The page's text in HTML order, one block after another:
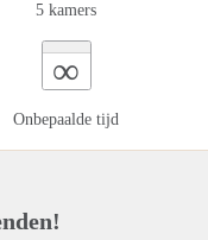
5 kamers
∞
Onbepaalde tijd